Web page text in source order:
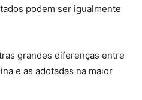
podem ser igualmente
grandes diferenças entre
e as adotadas na maior